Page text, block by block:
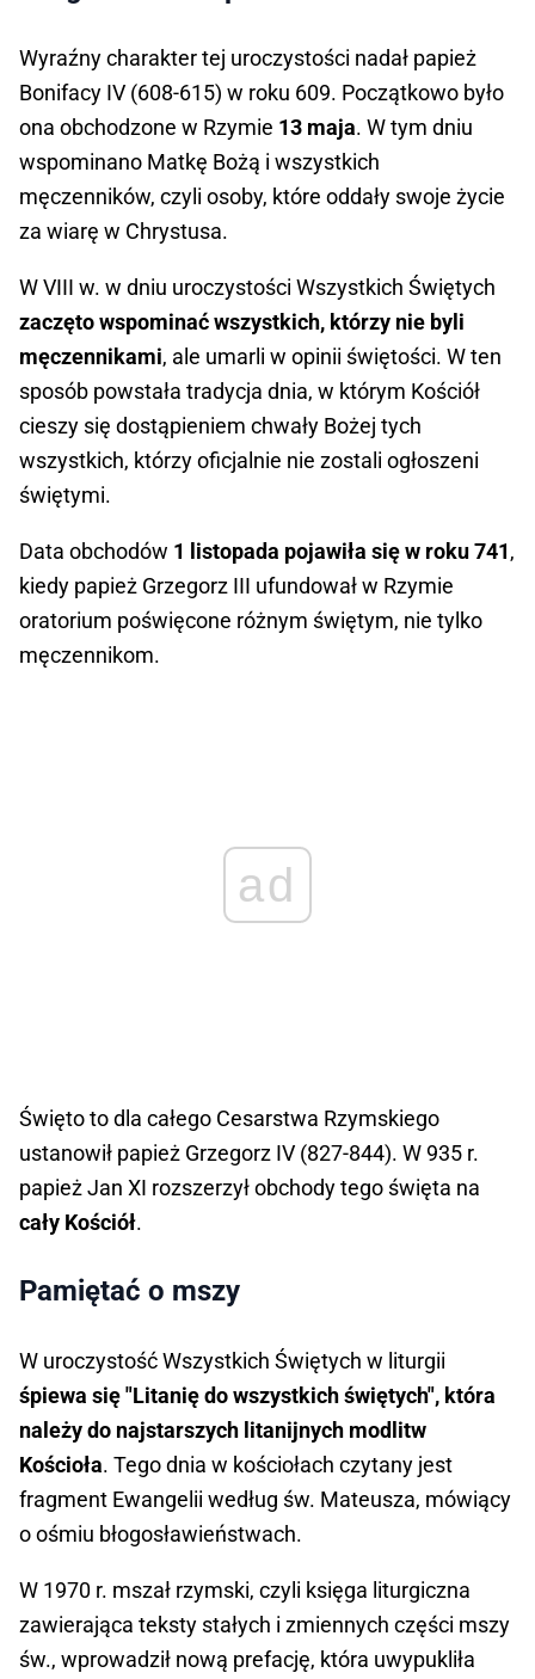
Wyraźny charakter tej uroczystości nadał papież
Bonifacy IV (608-615) w roku 609. Początkowo było
ona obchodzone w Rzymie 13 maja. W tym dniu
wspominano Matkę Bożą i wszystkich
męczenników, czyli osoby, które oddały swoje życie
za wiarę w Chrystusa.
W VIII w. w dniu uroczystości Wszystkich Świętych
zaczęto wspominać wszystkich, którzy nie byli
męczennikami, ale umarli w opinii świętości. W ten
sposób powstała tradycja dnia, w którym Kościół
cieszy się dostąpieniem chwały Bożej tych
wszystkich, którzy oficjalnie nie zostali ogłoszeni
świętymi.
Data obchodów 1 listopada pojawiła się w roku 741,
kiedy papież Grzegorz III ufundował w Rzymie
oratorium poświęcone różnym świętym, nie tylko
męczennikom.
ad
Święto to dla całego Cesarstwa Rzymskiego
ustanowił papież Grzegorz IV (827-844). W 935 r.
papież Jan XI rozszerzył obchody tego święta na
cały Kościół.
Pamiętać o mszy
W uroczystość Wszystkich Świętych w liturgii
śpiewa się "Litanię do wszystkich świętych", która
należy do najstarszych litanijnych modlitw
Kościoła. Tego dnia w kościołach czytany jest
fragment Ewangelii według św. Mateusza, mówiący
o ośmiu błogosławieństwach.
W 1970 r. mszał rzymski, czyli księga liturgiczna
zawierająca teksty stałych i zmiennych części mszy
św., wprowadził nową prefację, która uwypukliła